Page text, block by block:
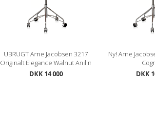
UBRUGT Arne Jacobsen 3217
Originalt Elegance Walnut Anilin
DKK 14 000
Ny! Arne
DKK